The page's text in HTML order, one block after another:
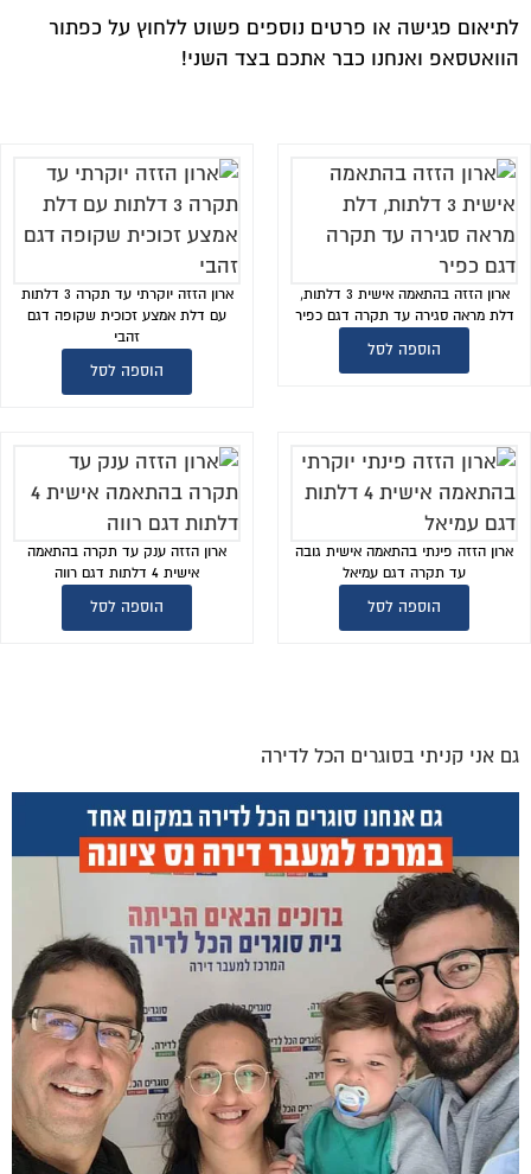
לתיאום פגישה או פרטים נוספים פשוט ללחוץ על כפתור
הוואטסאפ ואנחנו כבר אתכם בצד השני!
ארון הזזה בהתאמה אישית 3 דלתות,
דלת מראה סגירה עד תקרה דגם כפיר
הוספה לסל
ארון הזזה יוקרתי עד תקרה 3 דלתות
עם דלת אמצע זכוכית שקופה דגם
זהבי
הוספה לסל
ארון הזזה פינתי בהתאמה אישית גובה
עד תקרה דגם עמיאל
הוספה לסל
ארון הזזה ענק עד תקרה בהתאמה
אישית 4 דלתות דגם רווה
הוספה לסל
גם אני קניתי בסוגרים הכל לדירה